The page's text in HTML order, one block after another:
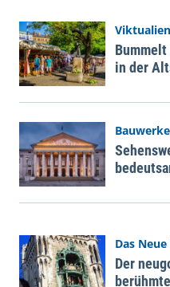
in der
Das
Der